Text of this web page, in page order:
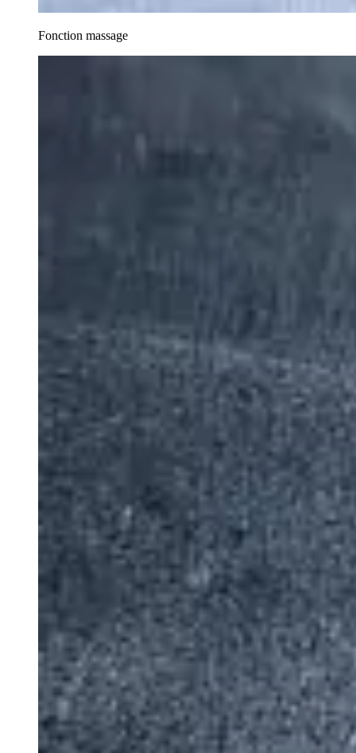
Fonction massage